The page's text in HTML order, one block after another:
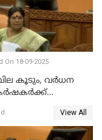
On 18-09-2025
കൂടും, വർധന
View All